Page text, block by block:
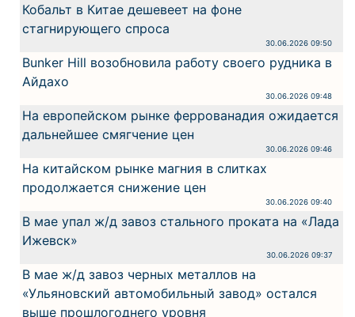
Кобальт в Китае дешевеет на фоне
стагнирующего спроса
30.06.2026 09:50
Bunker Hill возобновила работу своего рудника в
Айдахо
30.06.2026 09:48
На европейском рынке феррованадия ожидается
дальнейшее смягчение цен
30.06.2026 09:46
На китайском рынке магния в слитках
продолжается снижение цен
30.06.2026 09:40
В мае упал ж/д завоз стального проката на «Лада
Ижевск»
30.06.2026 09:37
В мае ж/д завоз черных металлов на
«Ульяновский автомобильный завод» остался
выше прошлогоднего уровня